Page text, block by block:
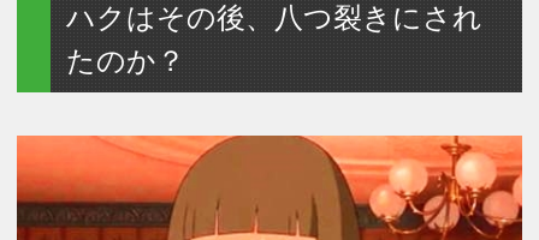
ハクはその後、八つ裂きにされ
たのか？